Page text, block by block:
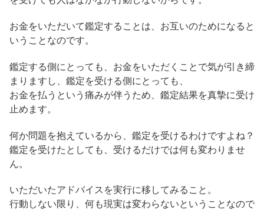
お金をいただいて鑑定することは、お互いのためになると
いうことなのです。
鑑定する側にとっても、お金をいただくことで気が引き締
まりますし、鑑定を受ける側にとっても、
お金を払うという痛みが伴うため、鑑定結果を真摯に受け
止めます。
何か問題を抱えているから、鑑定を受けるわけですよね？
鑑定を受けたとしても、受けるだけでは何も変わりませ
ん。
いただいたアドバイスを実行に移してみること。
行動しない限り、何も現実は変わらないということなので